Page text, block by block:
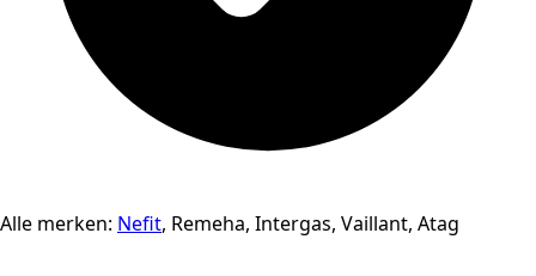
Alle merken: Nefit, Remeha, Intergas, Vaillant, Atag